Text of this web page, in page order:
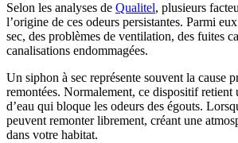
Selon les analyses de Qualitel, plusieurs
l’origine de ces odeurs persistantes. Parmi
sec, des problèmes de ventilation, des fuites
canalisations endommagées.
Un siphon à sec représente souvent la cause
remontées. Normalement, ce dispositif retient
d’eau qui bloque les odeurs des égouts.
peuvent remonter librement, créant une
dans votre habitat.